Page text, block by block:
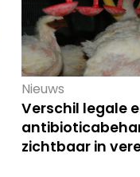
Nieuws
Verschil legale
zichtbaar in